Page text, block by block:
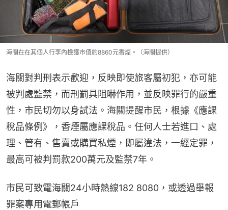
海關在在其個人行李內檢獲市值約8860元香煙。（海關提供）
海關對判刑表示歡迎，反映即使旅客屬初犯，亦可能
被判處監禁，而刑罰具阻嚇作用，並反映罪行的嚴重
性，市民切勿以身試法。海關提醒市民，根據《應課
稅品條例》，香煙屬應課稅品。任何人士若進口、處
理、管有、售賣或購買私煙，即屬違法，一經定罪，
最高可被判罰款200萬元及監禁7年。
市民可致電海關24小時熱線182 8080，或透過舉報
罪案專用電郵帳戶​